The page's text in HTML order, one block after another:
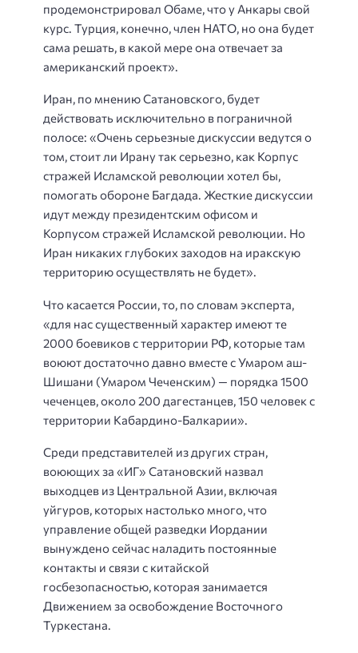
продемонстрировал Обаме, что у Анкары свой
курс. Турция, конечно, член НАТО, но она будет
сама решать, в какой мере она отвечает за
американский проект».
Иран, по мнению Сатановского, будет
действовать исключительно в пограничной
полосе: «Очень серьезные дискуссии ведутся о
том, стоит ли Ирану так серьезно, как Корпус
стражей Исламской революции хотел бы,
помогать обороне Багдада. Жесткие дискуссии
идут между президентским офисом и
Корпусом стражей Исламской революции. Но
Иран никаких глубоких заходов на иракскую
территорию осуществлять не будет».
Что касается России, то, по словам эксперта,
«для нас существенный характер имеют те
2000 боевиков с территории РФ, которые там
воюют достаточно давно вместе с Умаром аш-
Шишани (Умаром Чеченским) — порядка 1500
чеченцев, около 200 дагестанцев, 150 человек с
территории Кабардино-Балкарии».
Среди представителей из других стран,
воюющих за «ИГ» Сатановский назвал
выходцев из Центральной Азии, включая
уйгуров, которых настолько много, что
управление общей разведки Иордании
вынуждено сейчас наладить постоянные
контакты и связи с китайской
госбезопасностью, которая занимается
Движением за освобождение Восточного
Туркестана.